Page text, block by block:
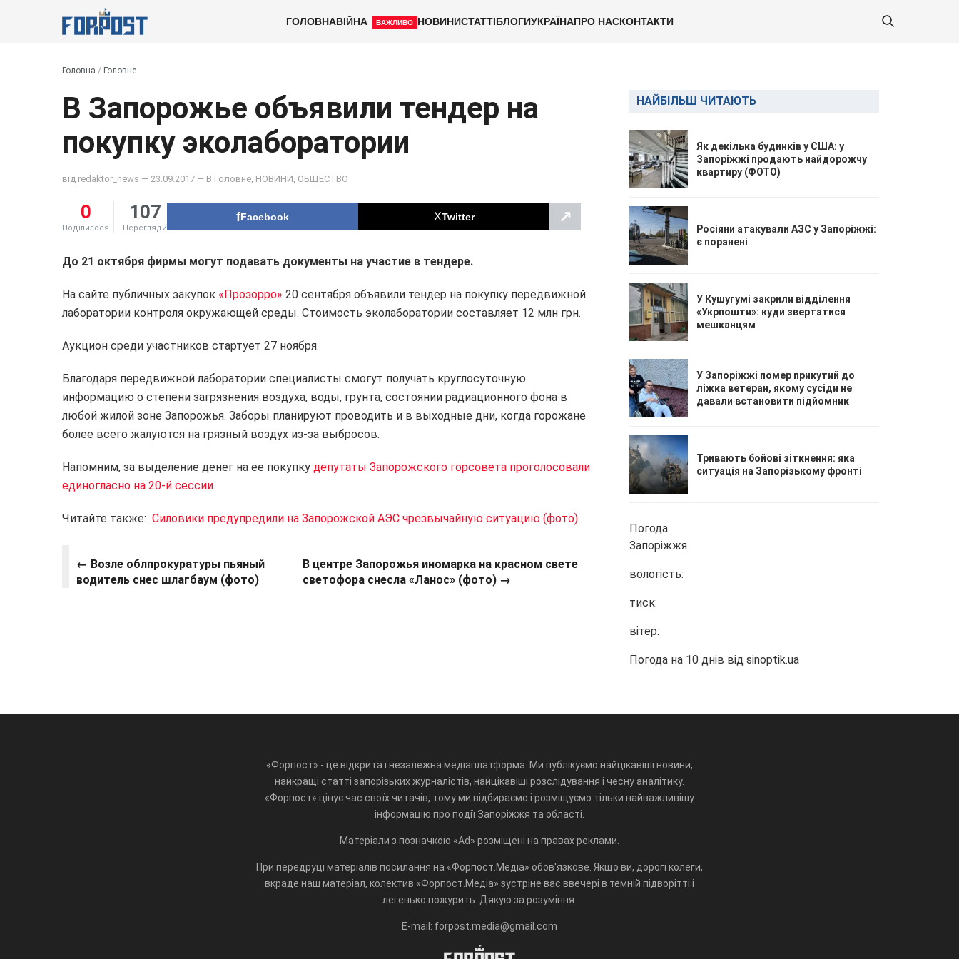
ГОЛОВНАВІЙНА ВАЖЛИВО НОВИНИСТАТТІБЛОГИУКРАЇНАПРО НАСКОНТАКТИ
Головна / Головне
В Запорожье объявили тендер на
покупку эколаборатории
від redaktor_news — 23.09.2017 — В Головне НОВИНИ ОБЩЕСТВО
0
Поділилося
107
Перегляди
Facebook Twitter ↗
До 21 октября фирмы могут подавать документы на участие в тендере.
На сайте публичных закупок «Прозорро» 20 сентября объявили тендер на покупку передвижной
лаборатории контроля окружающей среды. Стоимость эколаборатории составляет 12 млн грн.
Аукцион среди участников стартует 27 ноября.
Благодаря передвижной лаборатории специалисты смогут получать круглосуточную
информацию о степени загрязнения воздуха, воды, грунта, состоянии радиационного фона в
любой жилой зоне Запорожья. Заборы планируют проводить и в выходные дни, когда горожане
более всего жалуются на грязный воздух из-за выбросов.
Напомним, за выделение денег на ее покупку депутаты Запорожского горсовета проголосовали
единогласно на 20-й сессии.
Читайте также: Силовики предупредили на Запорожской АЭС чрезвычайную ситуацию (фото)
← Возле облпрокуратуры пьяный
водитель снес шлагбаум (фото)
В центре Запорожья иномарка на красном свете
светофора снесла «Ланос» (фото) →
НАЙБІЛЬШ ЧИТАЮТЬ
Як декілька будинків у США: у
Запоріжжі продають найдорожчу
квартиру (ФОТО)
Росіяни атакували АЗС у Запоріжжі:
є поранені
У Кушугумі закрили відділення
«Укрпошти»: куди звертатися
мешканцям
У Запоріжжі помер прикутий до
ліжка ветеран, якому сусіди не
давали встановити підйомник
Тривають бойові зіткнення: яка
ситуація на Запорізькому фронті
Погода
Запоріжжя
вологість:
тиск:
вітер:
Погода на 10 днів від sinoptik.ua
«Форпост» - це відкрита і незалежна медіаплатформа. Ми публікуємо найцікавіші новини,
найкращі статті запорізьких журналістів, найцікавіші розслідування і чесну аналітику.
«Форпост» цінує час своїх читачів, тому ми відбираємо і розміщуємо тільки найважливішу
інформацію про події Запоріжжя та області.
Матеріали з позначкою «Ad» розміщені на правах реклами.
При передруці матеріалів посилання на «Форпост.Медіа» обов'язкове. Якщо ви, дорогі колеги,
вкраде наш матеріал, колектив «Форпост.Медіа» зустріне вас ввечері в темній підворітті і
легенько пожурить. Дякую за розуміння.
E-mail: forpost.media@gmail.com